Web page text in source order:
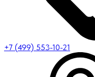
+7 (499) 553-10-21